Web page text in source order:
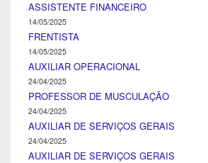
ASSISTENTE FINANCEIRO
14/05/2025
FRENTISTA
14/05/2025
AUXILIAR OPERACIONAL
24/04/2025
PROFESSOR DE MUSCULAÇÃO
24/04/2025
AUXILIAR DE SERVIÇOS GERAIS
24/04/2025
AUXILIAR DE SERVIÇOS GERAIS